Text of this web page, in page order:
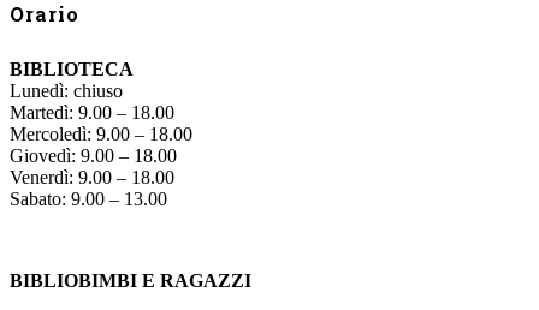
Orario
BIBLIOTECA
Lunedì: chiuso
Martedì: 9.00 – 18.00
Mercoledì: 9.00 – 18.00
Giovedì: 9.00 – 18.00
Venerdì: 9.00 – 18.00
Sabato: 9.00 – 13.00
BIBLIOBIMBI E RAGAZZI